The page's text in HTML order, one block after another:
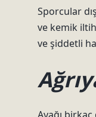
Sporcular
ve kemik
ve şiddetli